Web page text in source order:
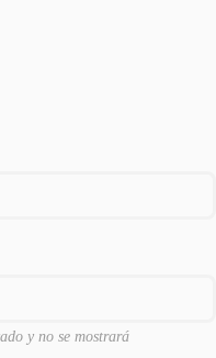
y no se mostrará